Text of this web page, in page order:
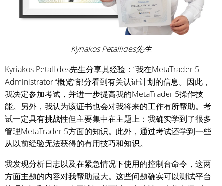
Kyriakos Petallides先生
Kyriakos Petallides先生分享其经验：“我在MetaTrader 5
Administrator “概览”部分看到有关认证计划的信息。因此，
我决定参加考试，并进一步提高我的MetaTrader 5操作技
能。另外，我认为该证书也会对我将来的工作有所帮助。考
试一定具有挑战性但主要集中在主题上：我确实学到了很多
管理MetaTrader 5方面的知识。此外，通过考试还学到一些
从以前经验无法获得的有用技巧和知识。
我发现分析日志以及在紧急情况下使用的控制台命令，这两
方面主题的内容对我帮助最大。这些问题确实可以测试平台